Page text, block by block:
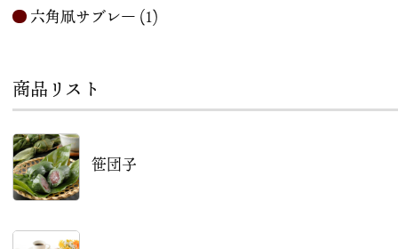
六角凧サブレ― (1)
商品リスト
笹団子